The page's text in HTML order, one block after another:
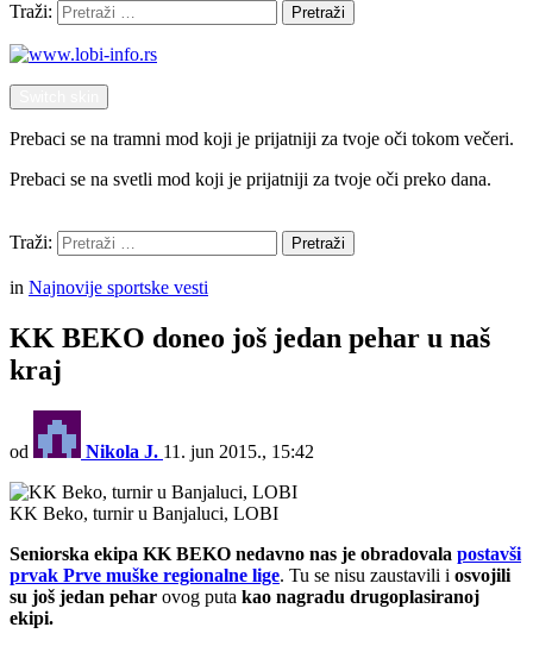
Traži:
Pretraži
Prebaci se na tramni mod koji je prijatniji za tvoje oči tokom večeri.
Prebaci se na svetli mod koji je prijatniji za tvoje oči preko dana.
Traži:
Pretraži
in Najnovije sportske vesti
KK BEKO doneo još jedan pehar u naš
kraj
od Nikola J. 11. jun 2015., 15:42
KK Beko, turnir u Banjaluci, LOBI
Seniorska ekipa KK BEKO nedavno nas je obradovala postavši
prvak Prve muške regionalne lige. Tu se nisu zaustavili i osvojili
su još jedan pehar ovog puta kao nagradu drugoplasiranoj
ekipi.